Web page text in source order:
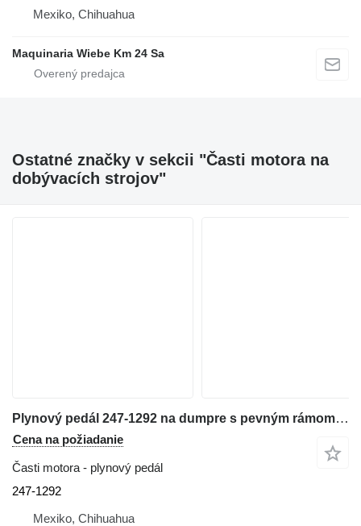
Mexiko, Chihuahua
Maquinaria Wiebe Km 24 Sa
Ostatné značky v sekcii "Časti motora na
dobývacích strojov"
Plynový pedál 247-1292 na dumpre s pevným rámom Caterpillar 793C
Cena na požiadanie
Časti motora - plynový pedál
247-1292
Mexiko, Chihuahua